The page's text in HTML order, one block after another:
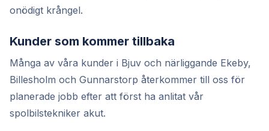
onödigt krångel.
Kunder som kommer tillbaka
Många av våra kunder i Bjuv och närliggande Ekeby,
Billesholm och Gunnarstorp återkommer till oss för
planerade jobb efter att först ha anlitat vår
spolbilstekniker akut.